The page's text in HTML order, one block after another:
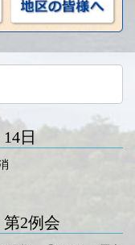
日
2例会